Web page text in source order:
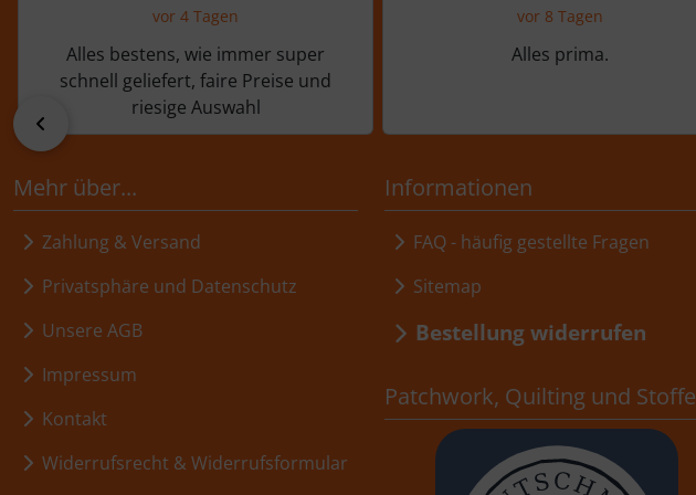
vor 4 Tagen
Alles bestens, wie immer super
schnell geliefert, faire Preise und
riesige Auswahl
vor 8 Tagen
Alles prima.
Mehr über...
Zahlung & Versand
Privatsphäre und Datenschutz
Unsere AGB
Impressum
Kontakt
Widerrufsrecht & Widerrufsformular
Informationen
FAQ - häufig gestellte Fragen
Sitemap
Bestellung widerrufen
Patchwork, Quilting und Stoffe